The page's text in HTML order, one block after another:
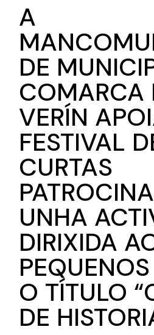
A
DE
COMARCA
VERÍN
FESTIVAL
CURTAS
UNHA
DIRIXIDA
O TÍTULO
DE